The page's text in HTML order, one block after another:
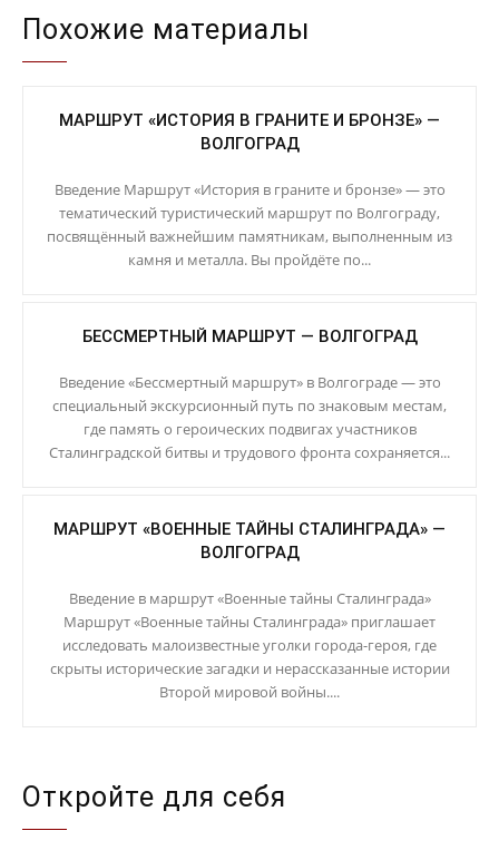
Похожие материалы
МАРШРУТ «ИСТОРИЯ В ГРАНИТЕ И БРОНЗЕ» —
ВОЛГОГРАД
Введение Маршрут «История в граните и бронзе» — это
тематический туристический маршрут по Волгограду,
посвящённый важнейшим памятникам, выполненным из
камня и металла. Вы пройдёте по...
БЕССМЕРТНЫЙ МАРШРУТ — ВОЛГОГРАД
Введение «Бессмертный маршрут» в Волгограде — это
специальный экскурсионный путь по знаковым местам,
где память о героических подвигах участников
Сталинградской битвы и трудового фронта сохраняется...
МАРШРУТ «ВОЕННЫЕ ТАЙНЫ СТАЛИНГРАДА» —
ВОЛГОГРАД
Введение в маршрут «Военные тайны Сталинграда»
Маршрут «Военные тайны Сталинграда» приглашает
исследовать малоизвестные уголки города-героя, где
скрыты исторические загадки и нерассказанные истории
Второй мировой войны....
Откройте для себя